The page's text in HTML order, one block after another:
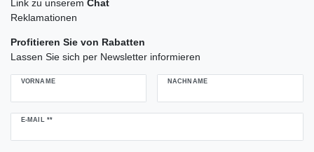
Link zu unserem Chat
Reklamationen
Profitieren Sie von Rabatten
Lassen Sie sich per Newsletter informieren
VORNAME NACHNAME
E-MAIL **
Newsletter